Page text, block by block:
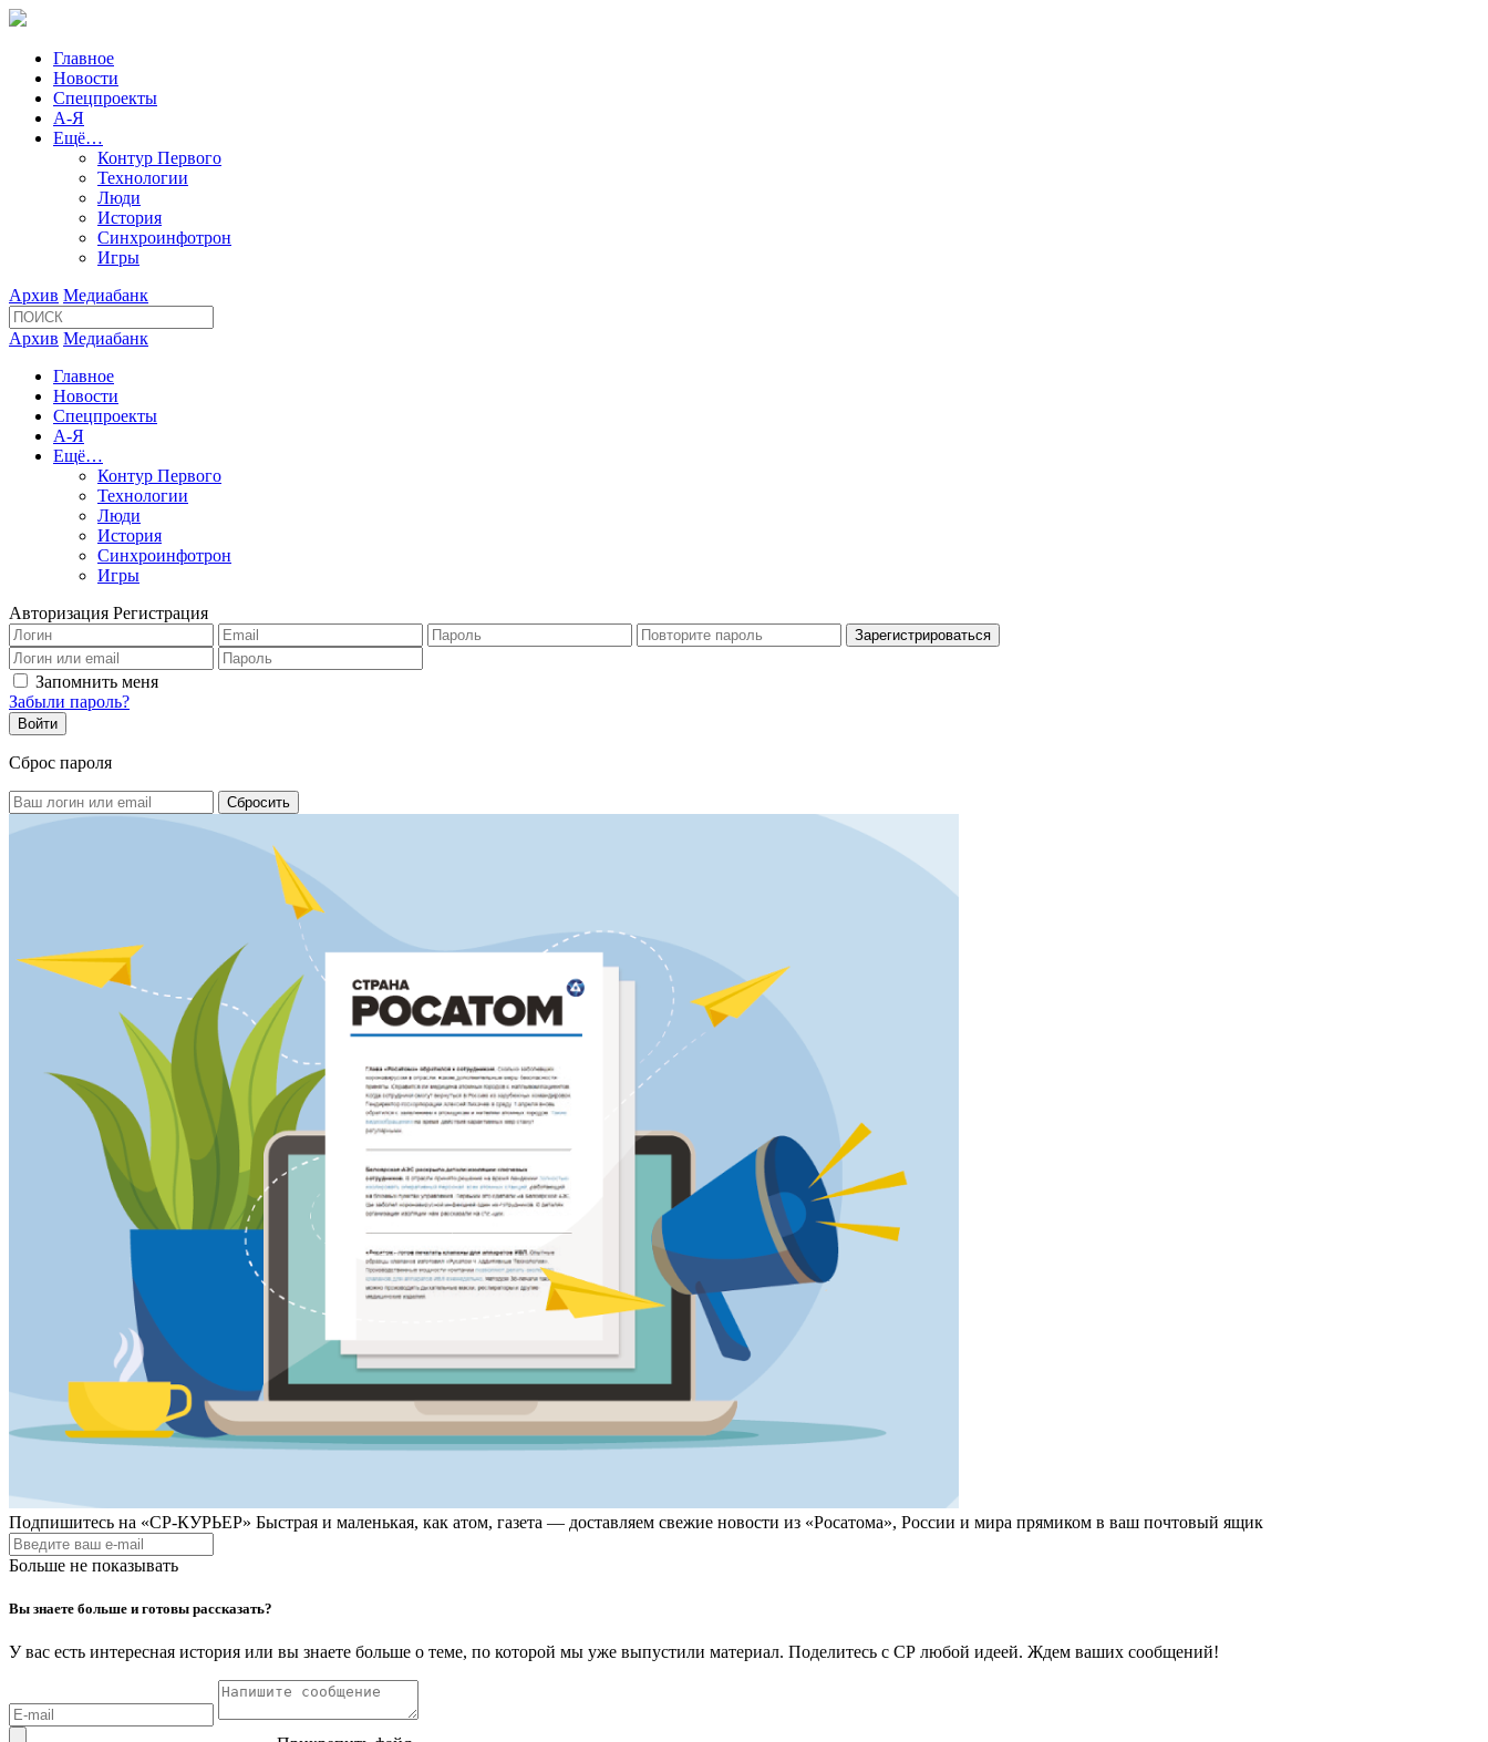
Главное
Новости
Спецпроекты
А-Я
Ещё…
Контур Первого
Технологии
Люди
История
Синхроинфотрон
Игры
Архив Медиабанк
Архив Медиабанк
Главное
Новости
Спецпроекты
А-Я
Ещё…
Контур Первого
Технологии
Люди
История
Синхроинфотрон
Игры
Авторизация Регистрация
Запомнить меня
Забыли пароль?
Сброс пароля
Подпишитесь на «СР-КУРЬЕР» Быстрая и маленькая, как атом, газета — доставляем свежие новости из «Росатома», России и мира прямиком в ваш почтовый ящик
Больше не показывать
Вы знаете больше и готовы рассказать?
У вас есть интересная история или вы знаете больше о теме, по которой мы уже выпустили материал. Поделитесь с СР любой идеей. Ждем ваших сообщений!